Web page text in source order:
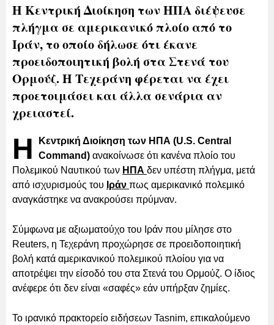
Η Κεντρική Διοίκηση των ΗΠΑ διέψευσε
πλήγμα σε αμερικανικό πλοίο από το
Ιράν, το οποίο δήλωσε ότι έκανε
προειδοποιητική βολή στα Στενά του
Ορμούζ. Η Τεχεράνη φέρεται να έχει
προετοιμάσει και άλλα σενάρια αν
χρειαστεί.
Η
Κεντρική Διοίκηση των ΗΠΑ (U.S. Central
Command) ανακοίνωσε ότι κανένα πλοίο του
Πολεμικού Ναυτικού των ΗΠΑ δεν υπέστη πλήγμα, μετά
από ισχυρισμούς του Ιράν πως αμερικανικό πολεμικό
αναγκάστηκε να ανακρούσει πρύμναν.
Σύμφωνα με αξιωματούχο του Ιράν που μίλησε στο
Reuters, η Τεχεράνη προχώρησε σε προειδοποιητική
βολή κατά αμερικανικού πολεμικού πλοίου για να
αποτρέψει την είσοδό του στα Στενά του Ορμούζ. Ο ίδιος
ανέφερε ότι δεν είναι «σαφές» εάν υπήρξαν ζημίες.
Το ιρανικό πρακτορείο ειδήσεων Tasnim, επικαλούμενο